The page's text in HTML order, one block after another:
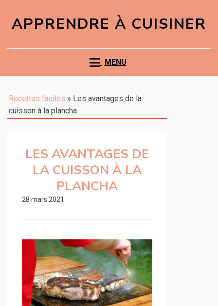
APPRENDRE À CUISINER
MENU
Recettes faciles » Les avantages de la
cuisson à la plancha
LES AVANTAGES DE
LA CUISSON À LA
PLANCHA
28 mars 2021